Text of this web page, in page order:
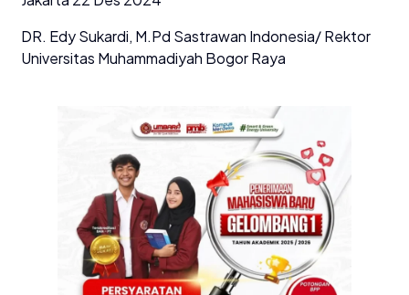
DR. Edy Sukardi, M.Pd Sastrawan Indonesia/ Rektor
Universitas Muhammadiyah Bogor Raya